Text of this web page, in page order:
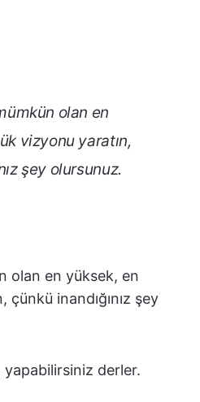
olan en
vizyonu yaratın,
şey olursunuz.
olan en yüksek, en
inandığınız şey
yapabilirsiniz derler.